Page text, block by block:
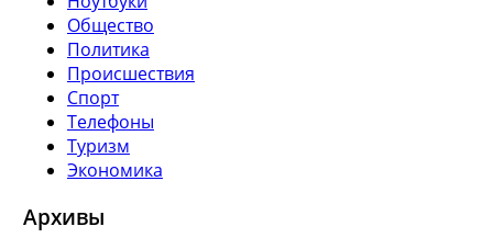
Общество
Политика
Происшествия
Спорт
Телефоны
Туризм
Экономика
Архивы